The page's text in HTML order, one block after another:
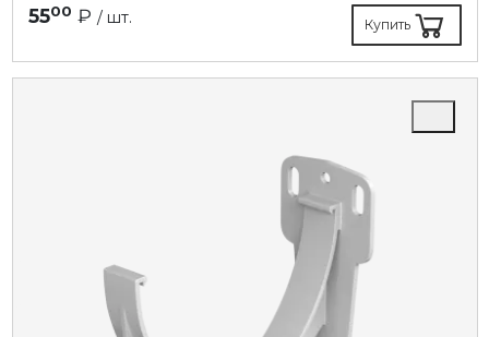
5500 ₽ / шт. Купить